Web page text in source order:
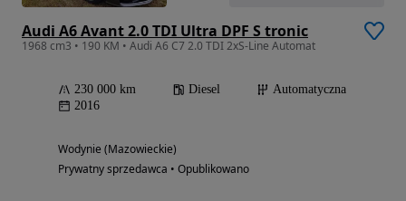
Audi A6 Avant 2.0 TDI Ultra DPF S tronic
1968 cm3 • 190 KM • Audi A6 C7 2.0 TDI 2xS-Line Automat
230 000 km Diesel
Automatyczna
2016
Wodynie (Mazowieckie)
Prywatny sprzedawca • Opublikowano